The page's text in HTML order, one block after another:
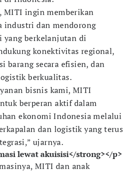
MITI ingin memberikan
industri dan mendorong
yang berkelanjutan di
konektivitas regional,
barang secara efisien, dan
berkualitas.
bisnis kami, MITI
berperan aktif dalam
ekonomi Indonesia melalui
dan logistik yang terus
ujarnya.
lewat akuisisi</strong></p>
MITI dan anak